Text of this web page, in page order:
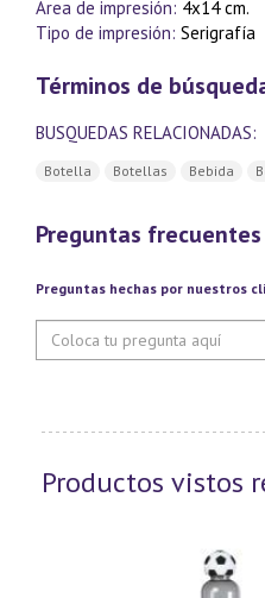
Area de impresión: 4x14 cm.
Tipo de impresión: Serigrafía
Términos de
BUSQUEDAS RELACIONADAS:
Botella Botellas Bebida
Preguntas frecuentes
Preguntas hechas por nuestros
Productos vistos